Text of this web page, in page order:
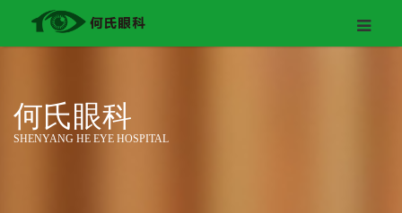
何氏眼科
SHENYANG HE EYE HOSPITAL